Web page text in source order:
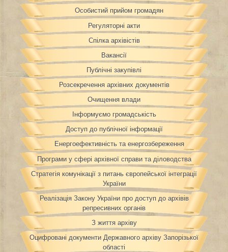
Особистий прийом громадян
Регуляторні акти
Спілка архівістів
Вакансії
Публічні закупівлі
Розсекречення архівних документів
Очищення влади
Інформуємо громадськість
Доступ до публічної інформації
Енергоефективність та енергозбереження
Програми у сфері архівної справи та діловодства
Стратегія комунікації з питань європейської інтеграції
України
Реалізація Закону України про доступ до архівів
репресивних органів
З життя архіву
Оцифровані документи Державного архіву Запорізької
області